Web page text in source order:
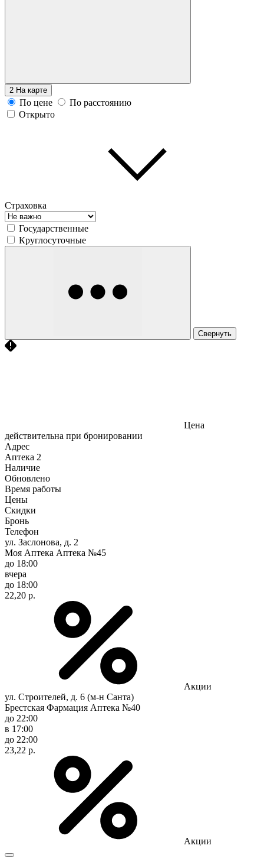
2 На карте
По цене
По расстоянию
Открыто
Страховка
Государственные
Круглосуточные
Свернуть
Цена
действительна при бронировании
Адрес
Аптека 2
Наличие
Обновлено
Время работы
Цены
Скидки
Бронь
Телефон
ул. Заслонова, д. 2
Моя Аптека Аптека №45
до 18:00
вчера
до 18:00
22,20 р.
Акции
ул. Строителей, д. 6 (м-н Санта)
Брестская Фармация Аптека №40
до 22:00
в 17:00
до 22:00
23,22 р.
Акции